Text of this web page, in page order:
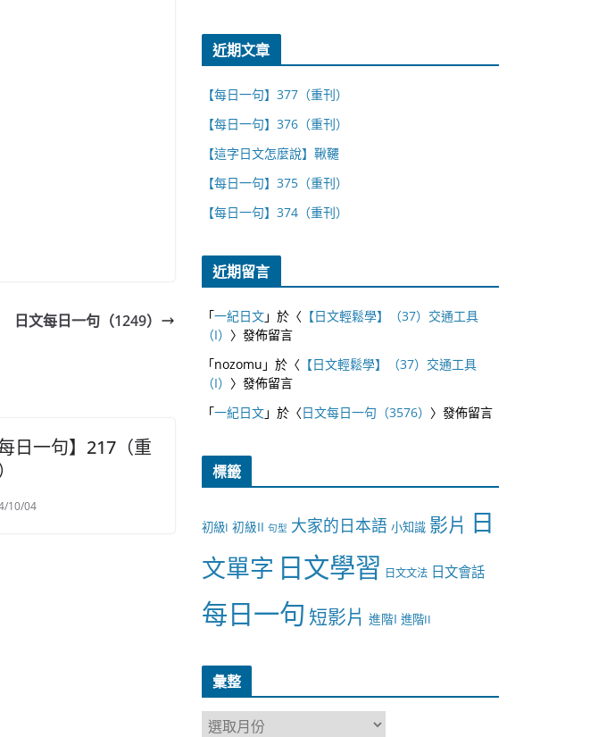
日文每日一句（1249）
每日一句】217（重
10/04
近期文章
【每日一句】377（重刊）
【每日一句】376（重刊）
【這字日文怎麼說】鞦韆
【每日一句】375（重刊）
【每日一句】374（重刊）
近期留言
「一紀日文」於〈 【日文輕鬆學】（37）交通工具
（I） 〉發佈留言
「nozomu 」於〈 【日文輕鬆學】（37）交通工具
（I） 〉發佈留言
「一紀日文」於〈日文每日一句（3576） 〉發佈留言
標籤
初級I 初級II 句型 大家的日本語 小知識 影片 日
文單字 日文學習 日文文法 日文會話
每日一句 短影片 進階I 進階II
彙整
彙